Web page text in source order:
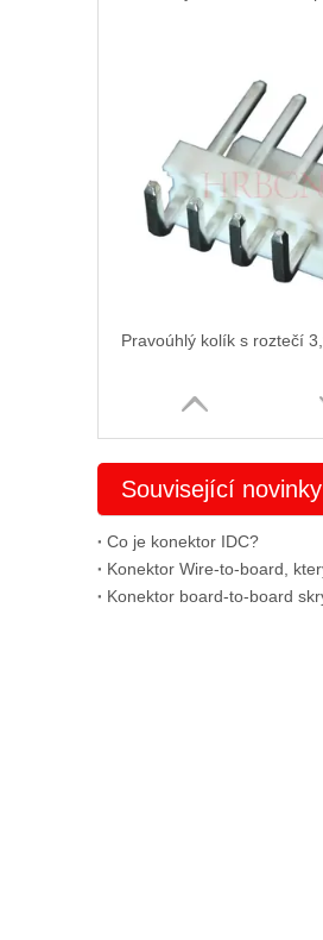
Související novinky
Co je konektor IDC?